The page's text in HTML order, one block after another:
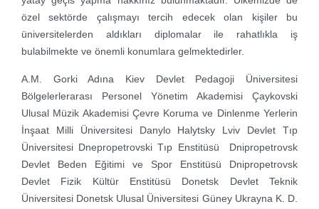
özel sektörde çalışmayı tercih edecek olan kişiler bu
üniversitelerden aldıkları diplomalar ile rahatlıkla iş
bulabilmekte ve önemli konumlara gelmektedirler.
A.M. Gorki Adına Kiev Devlet Pedagoji Üniversitesi
Bölgelerlerarası Personel Yönetim Akademisi Çaykovski
Ulusal Müzik AkademisiÇevre Koruma ve Dinlenme Yerlerin
İnşaat Milli ÜniversitesiDanylo Halytsky Lviv Devlet Tıp
Üniversitesi Dnepropetrovski Tıp Enstitüsü
Dnipropetrovsk
Devlet Beden Eğitimi ve Spor Enstitüsü Dnipropetrovsk
Devlet Fizik Kültür Enstitüsü Donetsk Devlet Teknik
Üniversitesi Donetsk Ulusal Üniversitesi Güney Ukrayna K. D.